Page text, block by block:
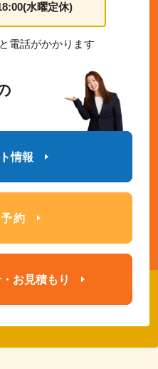
水曜定休)
電話がかかります
情報
約
お見積もり